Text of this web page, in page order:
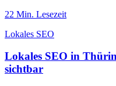
22 Min. Lesezeit
Lokales SEO
Lokales SEO in
sichtbar